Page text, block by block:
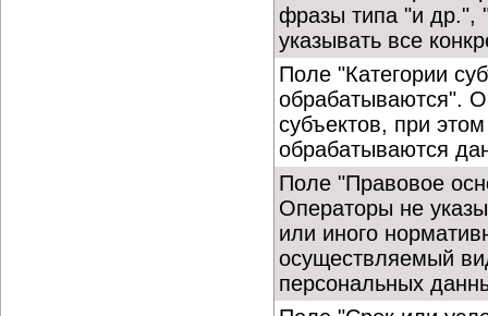
фразы типа "и др.",
указывать все
Поле "Категории
обрабатываются".
субъектов, при
обрабатываются
Поле "Правовое
Операторы не
или иного
осуществляемый
персональных